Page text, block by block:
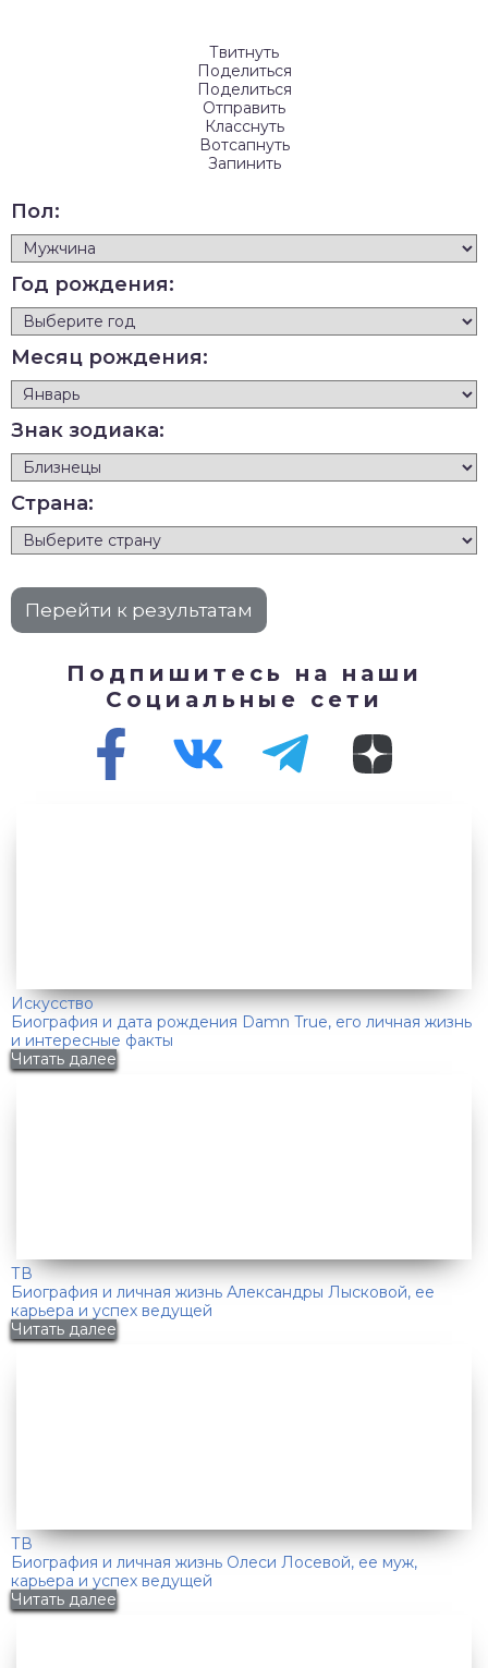
Твитнуть
Поделиться
Поделиться
Отправить
Класснуть
Вотсапнуть
Запинить
Пол:
Год рождения:
Месяц рождения:
Знак зодиака:
Страна:
Подпишитесь на наши
Социальные сети
Искусство
Биография и дата рождения Damn True, его личная жизнь
и интересные факты
Читать далее
ТВ
Биография и личная жизнь Александры Лысковой, ее
карьера и успех ведущей
Читать далее
ТВ
Биография и личная жизнь Олеси Лосевой, ее муж,
карьера и успех ведущей
Читать далее